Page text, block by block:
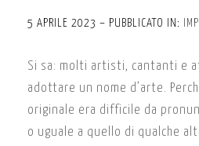
5 APRILE 2023 – PUBBLICATO IN:
Si sa: molti artisti, cantanti e
adottare un nome d’arte.
originale era difficile da
o uguale a quello di qualche